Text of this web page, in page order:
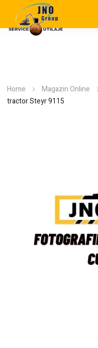
Home Magazin Online
tractor Steyr 9115